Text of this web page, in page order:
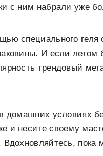
с ним набрали уже
специального геля
И если летом
трендовый
домашних условиях
и несите своему
Вдохновляйтесь, пока